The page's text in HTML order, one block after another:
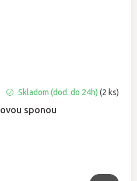
sponou
Skladom (dod. do 24h)(2 ks)